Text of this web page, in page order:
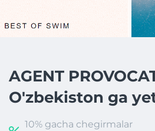
AGENT
O'zbekiston ga
10% gacha chegirmalar